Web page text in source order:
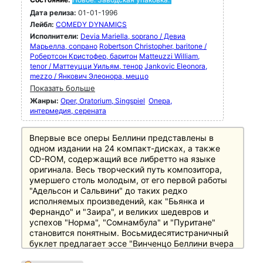
Дата релиза: 01-01-1996
Лейбл: COMEDY DYNAMICS
Исполнители: Devia Mariella, soprano / Девиа
Марьелла, сопрано Robertson Christopher, baritone /
Робертсон Кристофер, баритон Matteuzzi William,
tenor / Маттеуцци Уильям, тенор Jankovic Eleonora,
mezzo / Янкович Элеонора, меццо
Показать больше
Жанры: Oper, Oratorium, Singspiel Опера,
интермедия, серената
Впервые все оперы Беллини представлены в
одном издании на 24 компакт-дисках, а также
CD-ROM, содержащий все либретто на языке
оригинала. Весь творческий путь композитора,
умершего столь молодым, от его первой работы
"Адельсон и Сальвини" до таких редко
исполняемых произведений, как "Бьянка и
Фернандо" и "Заира", и великих шедевров и
успехов "Норма", "Сомнамбула" и "Пуритане"
становится понятным. Восьмидесятистраничный
буклет предлагает эссе "Винченцо Беллини вчера